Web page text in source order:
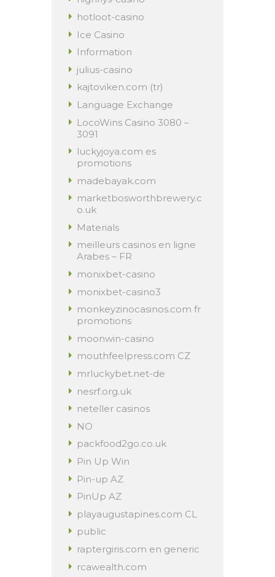
hotloot-casino
Ice Casino
Information
julius-casino
kajtoviken.com (tr)
Language Exchange
LocoWins Casino 3080 –
3091
luckyjoya.com es
promotions
madebayak.com
marketbosworthbrewery.c
o.uk
Materials
meilleurs casinos en ligne
Arabes – FR
monixbet-casino
monixbet-casino3
monkeyzinocasinos.com fr
promotions
moonwin-casino
mouthfeelpress.com CZ
mrluckybet.net-de
nesrf.org.uk
neteller casinos
NO
packfood2go.co.uk
Pin Up Win
Pin-up AZ
PinUp AZ
playaugustapines.com CL
public
raptergiris.com en generic
rcawealth.com